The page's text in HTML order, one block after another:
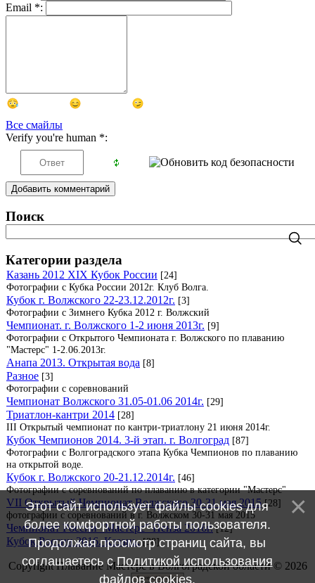
Email *:
Все смайлы
Verify you're human *:
Добавить комментарий
Поиск
Категории раздела
Казань 2012 XIX Кубок России [24]
Фотографии с Кубка России 2012г. Клуб Волга.
Кубок г. Волжского 22-23.12.2012г. [3]
Фотографии с Зимнего Кубка 2012 г. Волжский
Чемпионат. г. Волжского 1-2 июня 2013г. [9]
Фотографии с Открытого Чемпионата г. Волжского по плаванию
"Мастерс" 1-2.06.2013г.
Анапа 2013. Открытая вода [8]
Разное [3]
Фотографии с соревнований
Чемпионат Волжского 31.05-01.06 2014г. [29]
Триатлон-кантри 2014 [28]
III Открытый чемпионат по кантри-триатлону 21 июня 2014г.
Кубок Чемпионов 2014. 3-й этап. г. Волгоград [87]
Фотографии с Волгоградского этапа Кубка Чемпионов по плаванию
на открытой воде.
Кубок г. Волжского 20-21.12.2014г. [46]
Фотографии с соревнований по плаванию в категории "Мастерс"
VII Открытый Чемпионат Волжского 30-31 мая 2015 [28]
фотографии с соревнований в г. Волжском 30-31 мая 2015
Чемпионат России "Мастерс" Пенза 2016г. [12]
Кубок России 2016. Казань. [38]
Copyright Плавание Мастерс в Волгоградской области © 2026
Этот сайт использует файлы cookies для
более комфортной работы пользователя.
Продолжая просмотр страниц сайта, вы
соглашаетесь сПолитикой использования
файлов cookies.